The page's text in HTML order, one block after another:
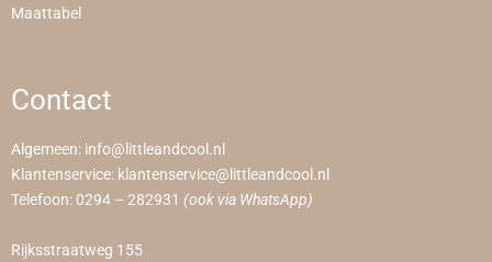
Maattabel
Contact
Algemeen: info@littleandcool.nl
Klantenservice: klantenservice@littleandcool.nl
Telefoon: 0294 – 282931 (ook via WhatsApp)
Rijksstraatweg 155